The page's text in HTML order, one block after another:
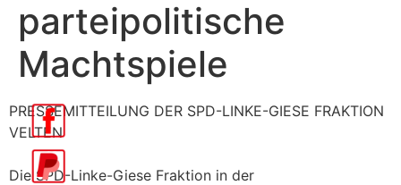
parteipolitische
Machtspiele
PRESSEMITTEILUNG DER SPD-LINKE-GIESE FRAKTION
VELTEN
Die SPD-Linke-Giese Fraktion in der